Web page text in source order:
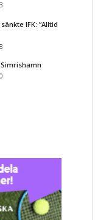
IFK: ”Alltid